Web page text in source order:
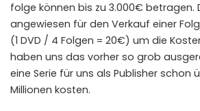
folge können bis zu 3.000€ betragen.
angewiesen für den Verkauf einer
(1 DVD / 4 Folgen = 20€) um die
haben uns das vorher so grob
eine Serie für uns als Publisher schon
Millionen kosten.